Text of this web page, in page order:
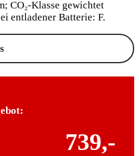
CO₂-Klasse gewichtet
entladener Batterie: F.
739,-